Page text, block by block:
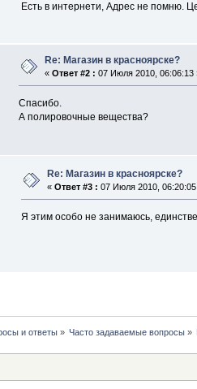
Есть в интернети, Адрес не помню.
Re: Магазин в красноярске?
«Ответ #2 : 07 Июля 2010, 06:06:13
Спасибо.
А полировочные вещества?
Re: Магазин в красноярске?
«Ответ #3 : 07 Июля 2010,
Я этим особо не занимаюсь,
и ответы» Часто задаваемые вопросы »